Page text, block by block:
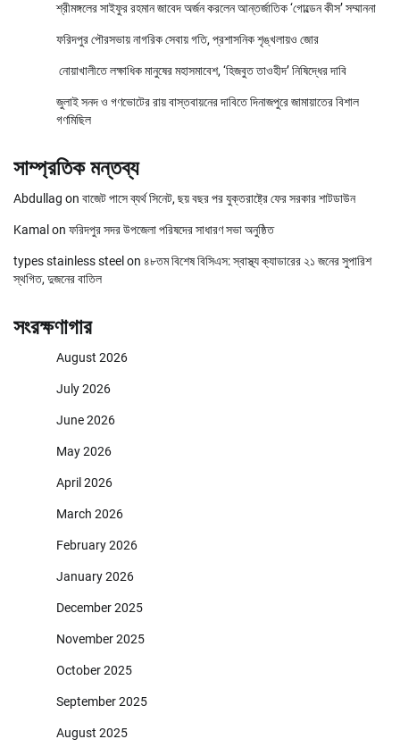
শ্রীমঙ্গলের সাইফুর রহমান জাবেদ অর্জন করলেন আন্তর্জাতিক ‘গোল্ডেন কীস’ সম্মাননা
ফরিদপুর পৌরসভায় নাগরিক সেবায় গতি, প্রশাসনিক শৃঙ্খলায়ও জোর
নোয়াখালীতে লক্ষাধিক মানুষের মহাসমাবেশ, ‘হিজবুত তাওহীদ’ নিষিদ্ধের দাবি
জুলাই সনদ ও গণভোটের রায় বাস্তবায়নের দাবিতে দিনাজপুরে জামায়াতের বিশাল
গণমিছিল
সাম্প্রতিক মন্তব্য
Abdullag on বাজেট পাসে ব্যর্থ সিনেট, ছয় বছর পর যুক্তরাষ্ট্রে ফের সরকার শাটডাউন
Kamal on ফরিদপুর সদর উপজেলা পরিষদের সাধারণ সভা অনুষ্ঠিত
types stainless steel on ৪৮তম বিশেষ বিসিএস: স্বাস্থ্য ক্যাডারের ২১ জনের সুপারিশ
স্থগিত, দুজনের বাতিল
সংরক্ষণাগার
August 2026
July 2026
June 2026
May 2026
April 2026
March 2026
February 2026
January 2026
December 2025
November 2025
October 2025
September 2025
August 2025